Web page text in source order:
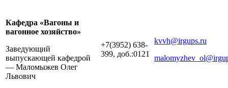
Кафедра «Вагоны и
вагонное хозяйство»
Заведующий
выпускающей кафедрой
— Маломыжев Олег
Львович
+7(3952) 638-
399, доб.:0121
kvvh@irgups.ru